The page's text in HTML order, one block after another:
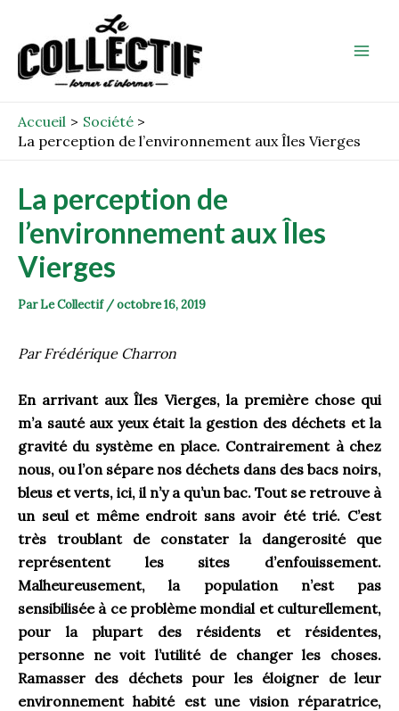
contenu
Accueil
Société
La perception de l’environnement aux Îles Vierges
La perception de
l’environnement aux Îles
Vierges
ParLe Collectif /octobre 16, 2019
Par Frédérique Charron
En arrivant aux Îles Vierges, la première chose qui
m’a sauté aux yeux était la gestion des déchets et la
gravité du système en place. Contrairement à chez
nous, ou l’on sépare nos déchets dans des bacs noirs,
bleus et verts, ici, il n’y a qu’un bac. Tout se retrouve à
un seul et même endroit sans avoir été trié. C’est
très troublant de constater la dangerosité que
représentent les sites d’enfouissement.
Malheureusement, la population n’est pas
sensibilisée à ce problème mondial et culturellement,
pour la plupart des résidents et résidentes,
personne ne voit l’utilité de changer les choses.
Ramasser des déchets pour les éloigner de leur
environnement habité est une vision réparatrice,
navigation